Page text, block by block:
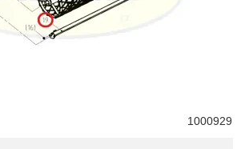
1000929